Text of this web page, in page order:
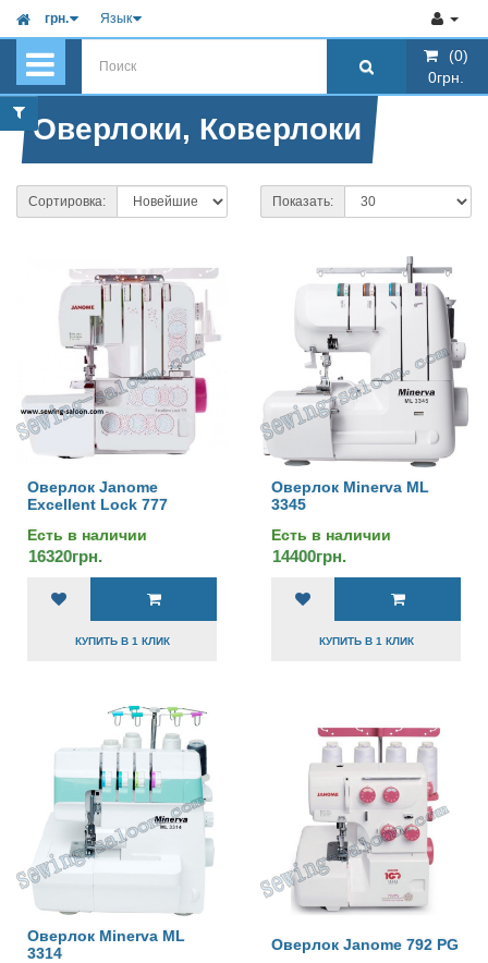
грн. Язык
(0)
0грн.
Оверлоки, Коверлоки
Сортировка: Показать:
Оверлок Janome
Excellent Lock 777
Есть в наличии
16320грн.
КУПИТЬ В 1 КЛИК
Оверлок Minerva ML
3345
Есть в наличии
14400грн.
КУПИТЬ В 1 КЛИК
Оверлок Minerva ML
3314
Оверлок Janome 792 PG